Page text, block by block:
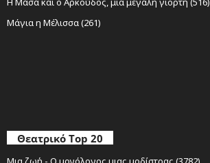
Μάγια η Μέλισσα (261)
Θεατρικό Top 20